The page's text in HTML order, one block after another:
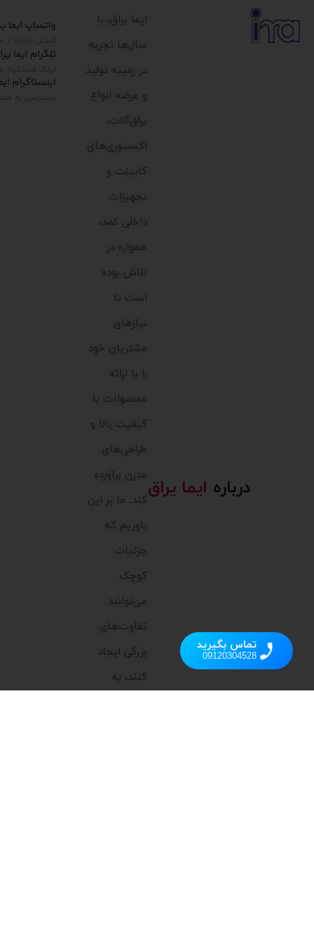
درباره ایما یراق
ایما یراق، با
سال‌ها تجربه
در زمینه تولید
و عرضه انواع
یراق‌آلات،
اکسسوری‌های
کابینت و
تجهیزات
داخلی کمد،
همواره در
تلاش بوده
است تا
نیازهای
مشتریان خود
را با ارائه
محصولات با
کیفیت بالا و
طراحی‌های
مدرن برآورده
کند. ما بر این
باوریم که
جزئیات
کوچک
می‌توانند
تفاوت‌های
بزرگی ایجاد
کنند، به
تماس بگیرید
09120304528